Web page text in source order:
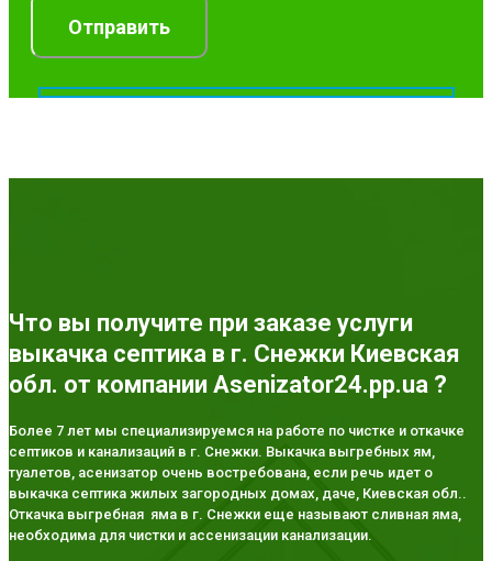
Что вы получите при заказе услуги
выкачка септика в г. Снежки Киевская
обл. от компании Asenizator24.pp.ua ?
Более 7 лет мы специализируемся на работе по чистке и откачке
септиков и канализаций в г. Снежки. Выкачка выгребных ям,
туалетов, асенизатор очень востребована, если речь идет о
выкачка септика жилых загородных домах, даче, Киевская обл..
Откачка выгребная яма в г. Снежки еще называют сливная яма,
необходима для чистки и ассенизации канализации.